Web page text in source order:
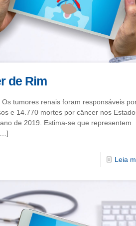
de Rim
Os tumores renais foram responsáveis
e 14.770 mortes por câncer nos
de 2019. Estima-se que representem
Leia